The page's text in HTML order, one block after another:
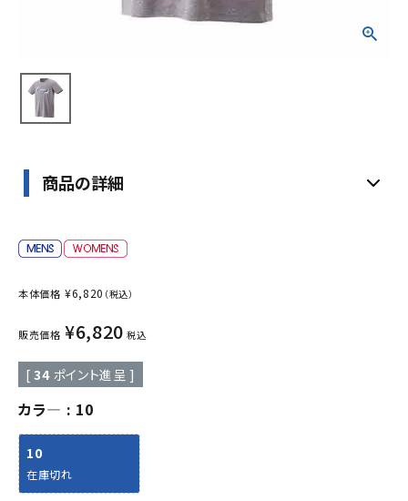
商品の詳細
本体価格 ¥6,820 （税込）
販売価格 ¥6,820 税込
[ 34 ポイント進呈 ]
カラ― 10
10
在庫切れ